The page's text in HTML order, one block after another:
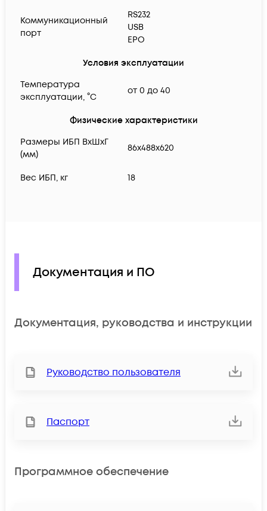
Коммуникационный
порт
RS232
USB
EPO
Условия эксплуатации
Температура
эксплуатации, °C
от 0 до 40
Физические характеристики
Размеры ИБП ВхШхГ
(мм)
86х488х620
Вес ИБП, кг 18
Документация и ПО
Документация, руководства и инструкции
Руководство пользователя
Паспорт
Программное обеспечение